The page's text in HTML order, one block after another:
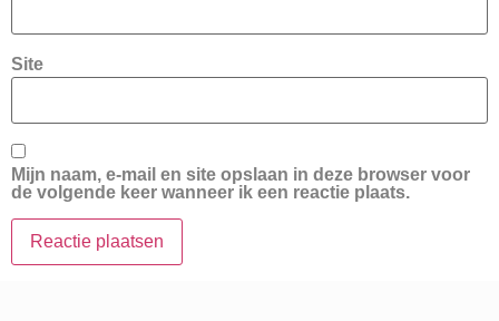
Site
Mijn naam, e-mail en site opslaan in deze browser voor
de volgende keer wanneer ik een reactie plaats.